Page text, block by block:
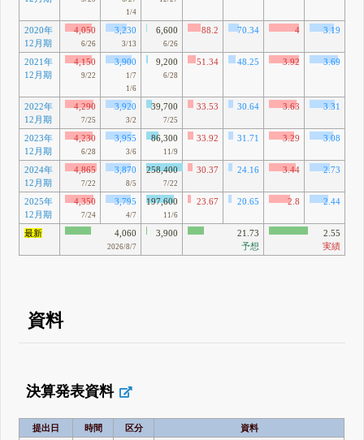
1/4
2020年
12月期
4,050
6/26
3,230
3/13
6,600
6/26
88.2 70.34 4 3.19
2021年
12月期
4,150
9/22
3,900
1/7
1/6
9,200
6/28
51.34 48.25 3.92 3.69
2022年
12月期
4,290
7/25
3,920
3/2
39,700
7/25
33.53 30.64 3.63 3.31
2023年
12月期
4,230
6/28
3,955
3/6
86,300
11/9
33.92 31.71 3.29 3.08
2024年
12月期
4,865
7/22
3,870
8/5
258,400
7/22
30.37 24.16 3.44 2.73
2025年
12月期
4,350
7/24
3,795
4/7
197,600
11/6
23.67 20.65 2.8 2.44
最新
4,060
2026/8/7
3,900
21.73
予想
2.55
実績
資料
決算発表資料
提出日 時間 区分
資料